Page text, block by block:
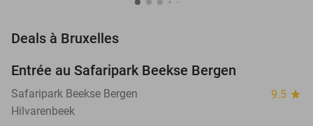
Deals à Bruxelles
TODAY
Entrée au Safaripark Beekse Bergen
Safaripark Beekse Bergen 9.5 star
Hilvarenbeek